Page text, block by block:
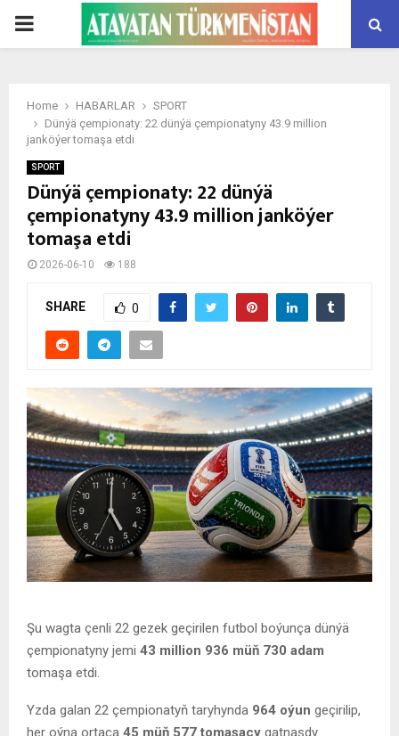
PRIMARY
Home HABARLAR
SPORT
Dünýä çempionaty: 22 dünýä çempionatyny 43.9 million
janköýer tomaşa etdi
SPORT
Dünýä çempionaty: 22 dünýä
çempionatyny 43.9 million janköýer
tomaşa etdi
2026-06-10 188
SHARE 0
Şu wagta çenli 22 gezek geçirilen futbol boýunça dünýä
çempionatyny jemi 43 million 936 müň 730 adam
tomaşa etdi.
Yzda galan 22 çempionatyň taryhynda 964 oýun geçirilip,
her oýna ortaça 45 müň 577 tomaşaçy gatnaşdy.